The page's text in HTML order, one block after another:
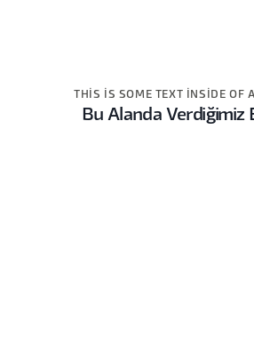
THIS IS SOME TEXT INSIDE OF
Bu Alanda Verdiğimiz